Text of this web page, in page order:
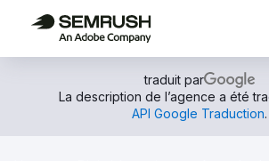
traduit par
La description de l’agence a été
API Google Traduction.